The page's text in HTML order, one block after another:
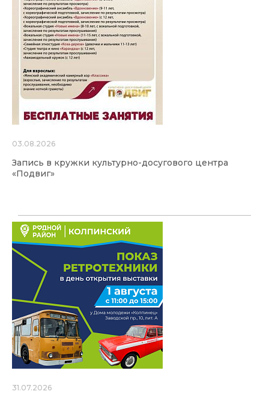
03.08.2026
Запись в кружки культурно-досугового центра
«Подвиг»
31.07.2026